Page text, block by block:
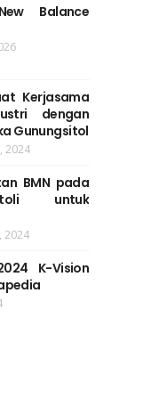
Balance
Kerjasama
dengan
Gunungsitol
2024
BMN pada
untuk
2024
K-Vision